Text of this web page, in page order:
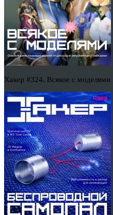
Хакер #324. Всякое с моделями